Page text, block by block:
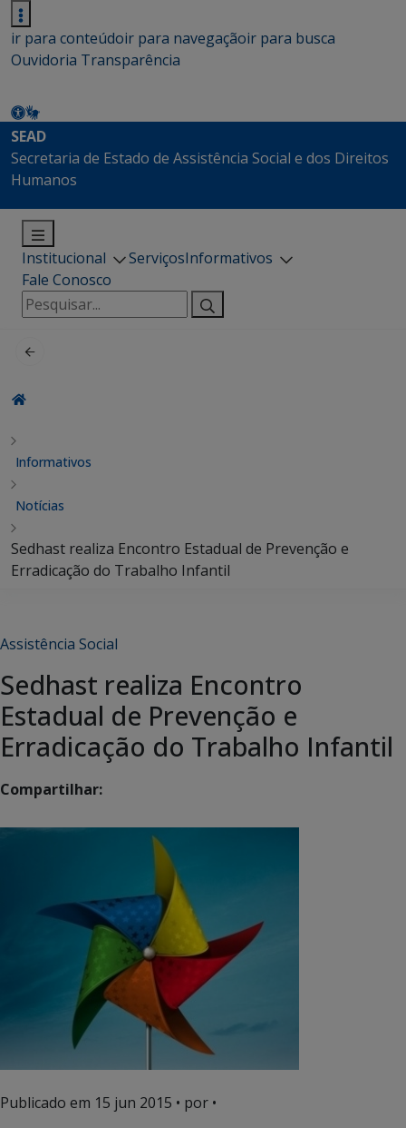
ir para conteúdoir para navegaçãoir para busca
Ouvidoria Transparência
SEAD
Secretaria de Estado de Assistência Social e dos Direitos
Humanos
Institucional ServiçosInformativos
Fale Conosco
Pesquisar
por:
Informativos
Notícias
Sedhast realiza Encontro Estadual de Prevenção e
Erradicação do Trabalho Infantil
Assistência Social
Sedhast realiza Encontro
Estadual de Prevenção e
Erradicação do Trabalho Infantil
Compartilhar:
Publicado em 15 jun 2015 • por •